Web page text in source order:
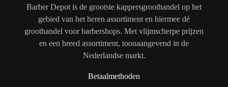
Barber Depot is de grootste kappersgroothandel op het
gebied van het heren assortiment en hiermee dé
groothandel voor barbershops. Met vlijmscherpe prijzen
en een breed assortiment, toonaangevend in de
Nederlandse markt.
Betaalmethoden